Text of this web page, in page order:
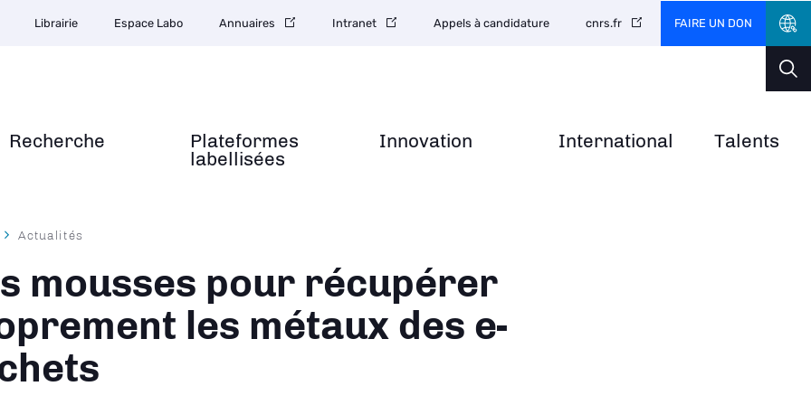
Recherche
Plateformes
labellisées
Innovation International Talents
Librairie Espace Labo Annuaires Intranet Appels à candidature cnrs.fr FAIRE UN DON
Actualités
mousses pour récupérer
les métaux des e-